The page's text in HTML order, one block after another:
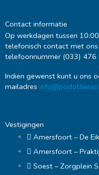
Contact informatie
Op werkdagen tussen
telefonisch contact met
telefoonnummer (033) 476
Indien gewenst kunt u ons
mailadres
Vestigingen
Amersfoort – De
Amersfoort –
Soest – Zorgplein